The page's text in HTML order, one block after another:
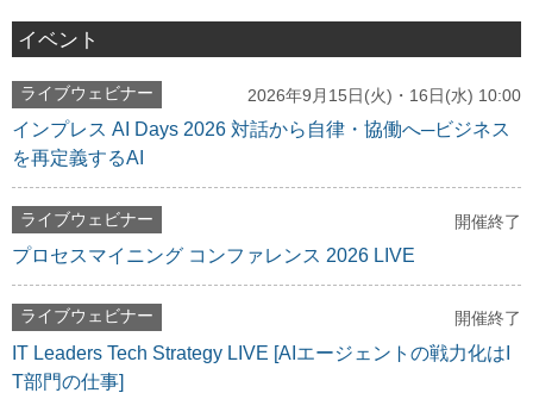
イベント
ライブウェビナー 2026年9月15日(火)・16日(水) 10:00
インプレス AI Days 2026 対話から自律・協働へ─ビジネス
を再定義するAI
ライブウェビナー 開催終了
プロセスマイニング コンファレンス 2026 LIVE
ライブウェビナー 開催終了
IT Leaders Tech Strategy LIVE [AIエージェントの戦力化はI
T部門の仕事]